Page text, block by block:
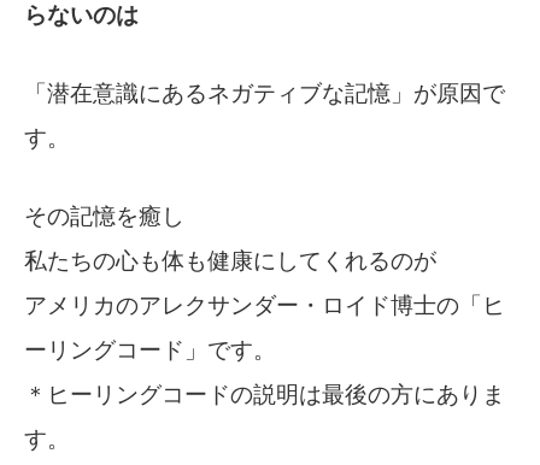
らないのは
「潜在意識にあるネガティブな記憶」が原因で
す。
その記憶を癒し
私たちの心も体も健康にしてくれるのが
アメリカのアレクサンダー・ロイド博士の「ヒ
ーリングコード」です。
＊ヒーリングコードの説明は最後の方にありま
す。